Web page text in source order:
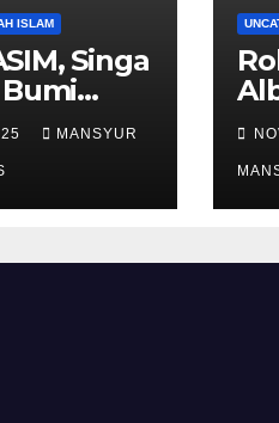
ISLAM
Singa
MANSYUR